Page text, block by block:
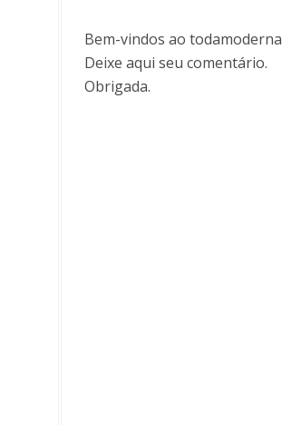
Bem-vindos ao todamoderna
Deixe aqui seu comentário.
Obrigada.